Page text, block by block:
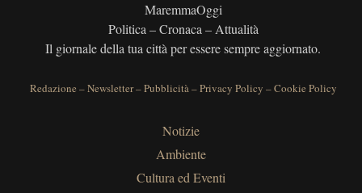
MaremmaOggi
Politica – Cronaca – Attualità
Il giornale della tua città per essere sempre aggiornato.
Redazione –Newsletter–Pubblicità–Privacy Policy –Cookie Policy
Notizie
Ambiente
Cultura ed Eventi